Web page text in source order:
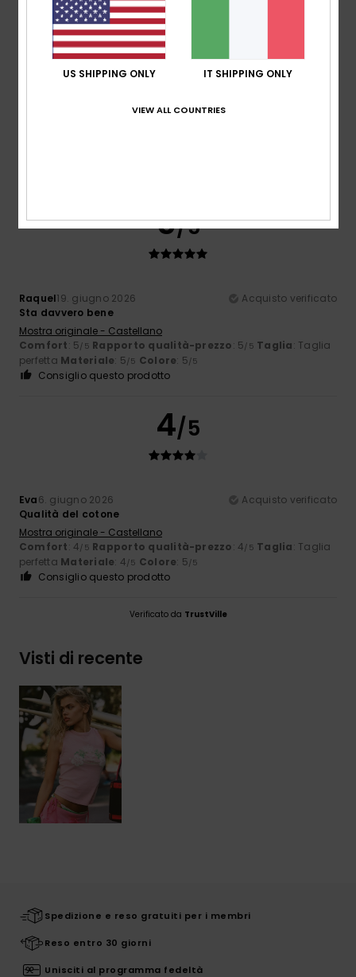
Taglia
Troppo piccoloTroppo grande
Materiale
4.5
5/5
Raquel19. giugno 2026
Acquisto verificato
Sta davvero bene
Mostra originale - Castellano
Comfort: 5/5 Rapporto qualità-prezzo: 5/5 Taglia: Taglia
perfetta Materiale: 5/5 Colore: 5/5
Consiglio questo prodotto
4/5
Eva6. giugno 2026
Acquisto verificato
Qualità del cotone
Mostra originale - Castellano
Comfort: 4/5 Rapporto qualità-prezzo: 4/5 Taglia: Taglia
perfetta Materiale: 4/5 Colore: 5/5
Consiglio questo prodotto
Verificato da TrustVille
Visti di recente
Spedizione e reso gratuiti per i membri
Reso entro 30 giorni
Unisciti al programma fedeltà
US SHIPPING ONLY IT SHIPPING ONLY
VIEW ALL COUNTRIES